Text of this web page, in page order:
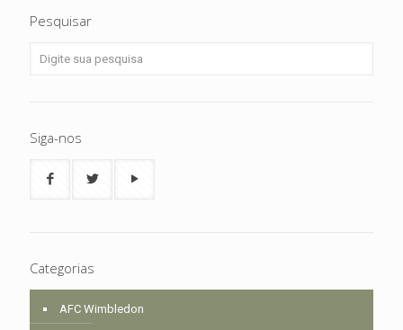
Pesquisar
Siga-nos
Categorias
AFC Wimbledon